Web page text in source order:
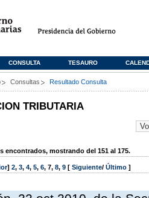
CONSULTA TESAURO
Consultas Resultado Consulta
TRIBUTARIA
encontrados, mostrando del 151 al 175.
] 2, 3, 4, 5, 6, 7, 8, 9 [ Siguiente/ Último ]